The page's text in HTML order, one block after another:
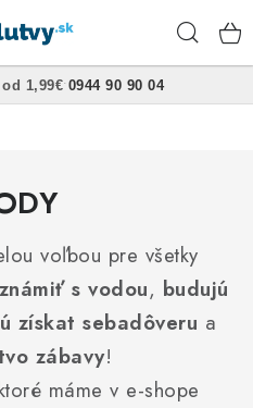
1,99€• 0944 90 90 04
voľbou pre všetky
s vodou, budujú
získat sebadôveru a
zábavy!
máme v e-shope